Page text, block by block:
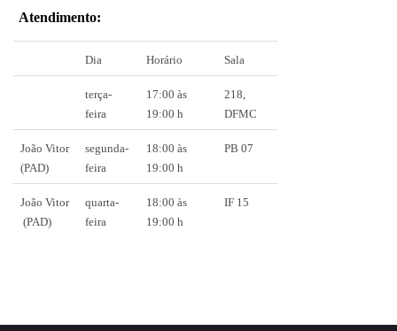
Atendimento:
Dia Horário Sala
terça-
feira
17:00 às
19:00 h
218,
DFMC
João Vitor
(PAD)
segunda-
feira
18:00 às
19:00 h
PB 07
João Vitor
(PAD)
quarta-
feira
18:00 às
19:00 h
IF 15